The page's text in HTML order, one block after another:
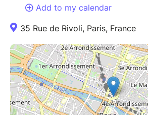
Biographie de M. Yuxin CHEN
6 ans d’expérience en France
salarié, 2001–2007)
18 ans d’expérience dans le
en Chine
Représentant d’un cabinet
français en Chine
Projets européens en Chine :
Add to my calendar
35 Rue de Rivoli, Paris, France